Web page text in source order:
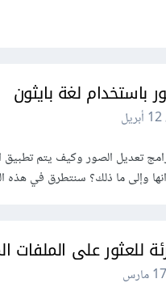
باستخدام لغة بايثون
12 أبريل
تعديل الصور وكيف يتم تطبيق
وإلى ما ذلك؟ سنتطرق في هذه
للعثور على الملفات
17 مارس